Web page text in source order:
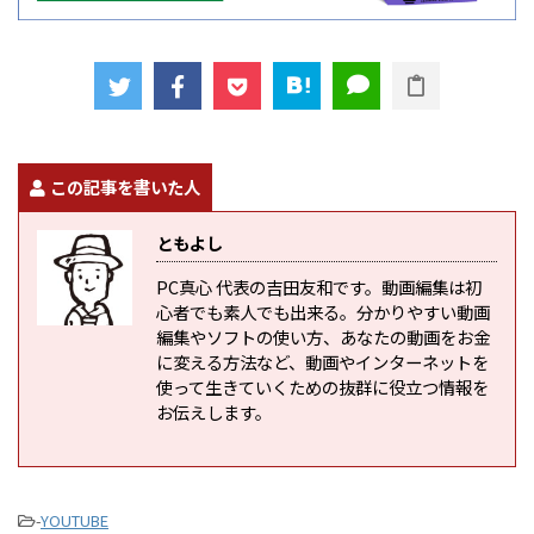
この記事を書いた人
ともよし
PC真心 代表の吉田友和です。動画編集は初
心者でも素人でも出来る。分かりやすい動画
編集やソフトの使い方、あなたの動画をお金
に変える方法など、動画やインターネットを
使って生きていくための抜群に役立つ情報を
お伝えします。
-YOUTUBE